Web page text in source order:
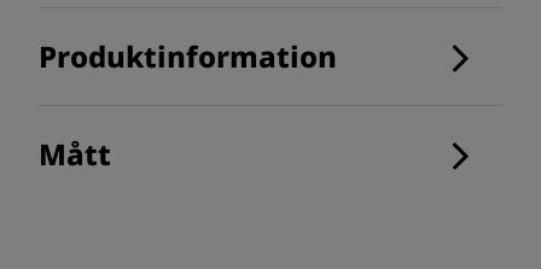
Produktinformation
Mått